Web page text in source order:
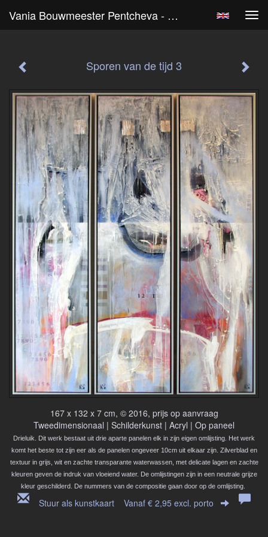
Vania Bouwmeester Pentcheva - Sporen Van De Tijd 3
Sporen van de tijd 3
167 x 132 x 7 cm, © 2016, prijs op aanvraag
Tweedimensionaal | Schilderkunst | Acryl | Op paneel
Drieluik. Dit werk bestaat uit drie aparte panelen elk in zijn eigen omlijsting. Het werk
komt het beste tot zijn eer als de panelen ongeveer 10cm uit elkaar zijn. Zilverblad en
textuur in grijs, wit en zachte transparante waterwassen, met delicate lagen en zachte
kleuren geven de indruk van vloeiend water. De omlijstingen zijn in een neutrale grijze
kleur geschilderd. De nummers van de compositie gaan door op de omlijsting.
Stuur als kunstkaart Vanaf € 2,95 excl. porto